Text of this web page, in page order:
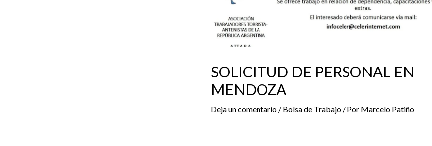
SOLICITUD DE PERSONAL EN
MENDOZA
Deja un comentario / Bolsa de Trabajo/ Por Marcelo Patiño